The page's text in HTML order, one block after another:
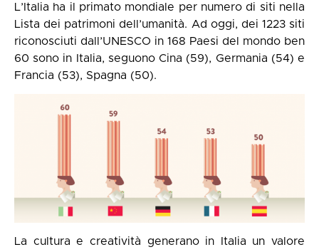
L’Italia ha il primato mondiale per numero di siti nella
Lista dei patrimoni dell’umanità. Ad oggi, dei 1223 siti
riconosciuti dall’UNESCO in 168 Paesi del mondo ben
60 sono in Italia, seguono Cina (59), Germania (54) e
Francia (53), Spagna (50).
La cultura e creatività generano in Italia un valore